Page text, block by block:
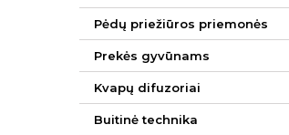
Pėdų priežiūros priemonės
Prekės gyvūnams
Kvapų difuzoriai
Buitinė technika